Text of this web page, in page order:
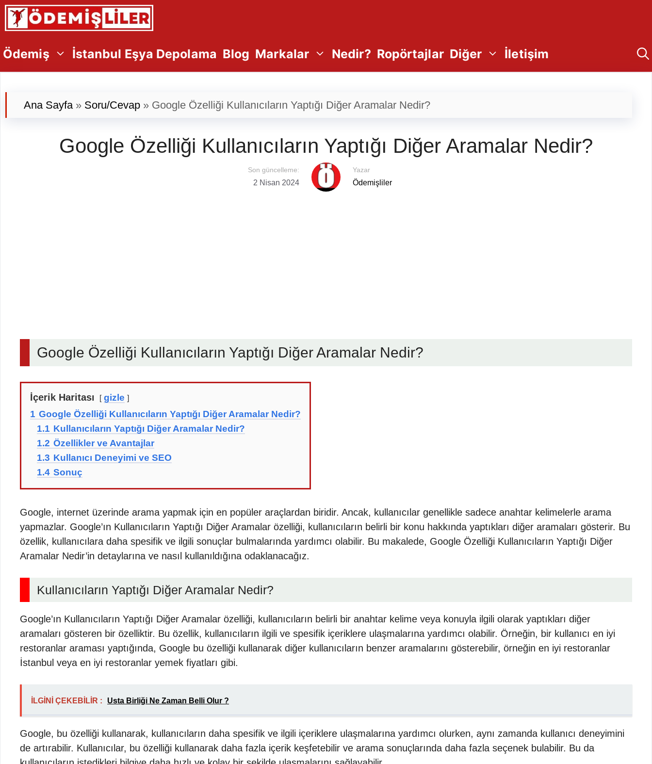
İçeriğe
atla
Ödemiş İstanbul Eşya Depolama Blog Markalar Nedir? Ropörtajlar Diğer İletişim
Ana Sayfa» Soru/Cevap » Google Özelliği Kullanıcıların Yaptığı Diğer Aramalar Nedir?
Google Özelliği Kullanıcıların Yaptığı Diğer Aramalar Nedir?
Son güncelleme:
2 Nisan 2024
Yazar
Ödemişliler
Google Özelliği Kullanıcıların Yaptığı Diğer Aramalar Nedir?
İçerik Haritası
gizle
1 Google Özelliği Kullanıcıların Yaptığı Diğer Aramalar Nedir?
1.1 Kullanıcıların Yaptığı Diğer Aramalar Nedir?
1.2 Özellikler ve Avantajlar
1.3 Kullanıcı Deneyimi ve SEO
1.4 Sonuç
Google, internet üzerinde arama yapmak için en popüler araçlardan biridir. Ancak, kullanıcılar genellikle sadece anahtar kelimelerle arama
yapmazlar. Google’ın Kullanıcıların Yaptığı Diğer Aramalar özelliği, kullanıcıların belirli bir konu hakkında yaptıkları diğer aramaları gösterir. Bu
özellik, kullanıcılara daha spesifik ve ilgili sonuçlar bulmalarında yardımcı olabilir. Bu makalede, Google Özelliği Kullanıcıların Yaptığı Diğer
Aramalar Nedir’in detaylarına ve nasıl kullanıldığına odaklanacağız.
Kullanıcıların Yaptığı Diğer Aramalar Nedir?
Google’ın Kullanıcıların Yaptığı Diğer Aramalar özelliği, kullanıcıların belirli bir anahtar kelime veya konuyla ilgili olarak yaptıkları diğer
aramaları gösteren bir özelliktir. Bu özellik, kullanıcıların ilgili ve spesifik içeriklere ulaşmalarına yardımcı olabilir. Örneğin, bir kullanıcı en iyi
restoranlar araması yaptığında, Google bu özelliği kullanarak diğer kullanıcıların benzer aramalarını gösterebilir, örneğin en iyi restoranlar
İstanbul veya en iyi restoranlar yemek fiyatları gibi.
İLGİNİ ÇEKEBİLİR : Usta Birliği Ne Zaman Belli Olur ?
Google, bu özelliği kullanarak, kullanıcıların daha spesifik ve ilgili içeriklere ulaşmalarına yardımcı olurken, aynı zamanda kullanıcı deneyimini
de artırabilir. Kullanıcılar, bu özelliği kullanarak daha fazla içerik keşfetebilir ve arama sonuçlarında daha fazla seçenek bulabilir. Bu da